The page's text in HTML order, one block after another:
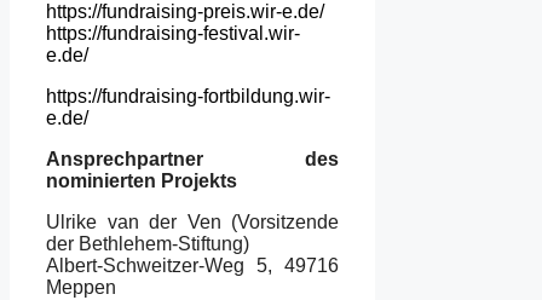
https://fundraising-preis.wir-e.de/
https://fundraising-festival.wir-
e.de/
https://fundraising-fortbildung.wir-
e.de/
Ansprechpartner des
nominierten Projekts
Ulrike van der Ven (Vorsitzende
der Bethlehem-Stiftung)
Albert-Schweitzer-Weg 5, 49716
Meppen